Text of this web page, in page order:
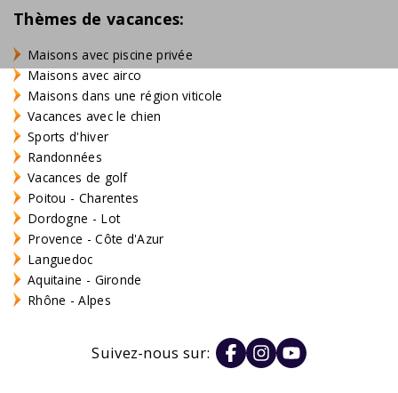
Thèmes de vacances:
Maisons avec piscine privée
Maisons avec airco
Maisons dans une région viticole
Vacances avec le chien
Sports d'hiver
Randonnées
Vacances de golf
Poitou - Charentes
Dordogne - Lot
Provence - Côte d'Azur
Languedoc
Aquitaine - Gironde
Rhône - Alpes
Suivez-nous sur: